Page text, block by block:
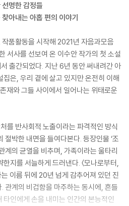
명한 감정들
아내는 아홉 편의 이야기
품활동을 시작해 2021년 자음과모음
서사를 선보여 온 이수안 작가의 첫 소설
서 출간되었다. 지난 6년 동안 써내려간 아
은, 우리 곁에 살고 있지만 온전히 이해
재와 그들 사이에서 일어나는 위태로운
처를 반사회적 노출이라는 파격적인 방식
절박한 내면을 들여다본다. 등장인물 ‘조
계의 균열을 비추며, 가족이라는 울타리
지를 서늘하게 드러낸다. 〈모나로부터,
이름 뒤에 20년 넘게 감추어져 있던 진
관계의 비겁함을 마주하는 동시에, 흔들
인에게 손을 내미는 인간의 본능적인